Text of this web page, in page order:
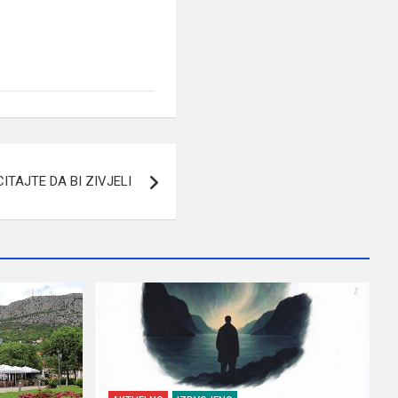
DA BI ZIVJELI